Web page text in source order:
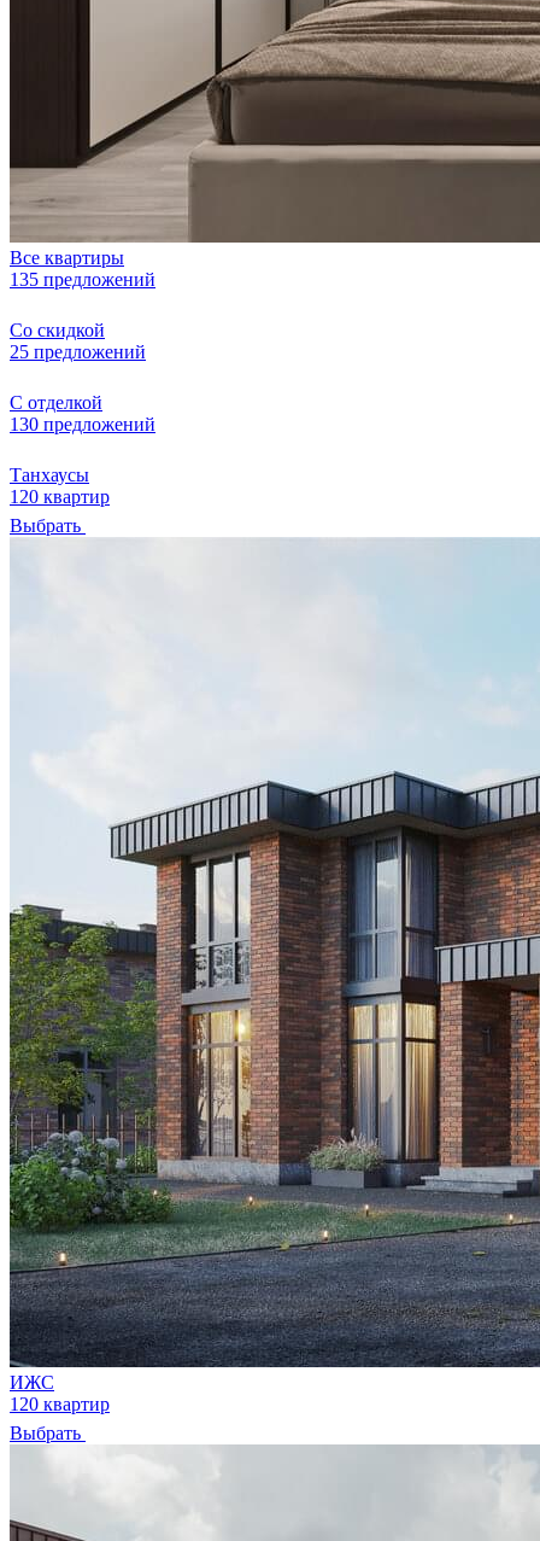
Все квартиры
135 предложений
Со скидкой
25 предложений
С отделкой
130 предложений
Танхаусы
120 квартир
Выбрать
ИЖС
120 квартир
Выбрать